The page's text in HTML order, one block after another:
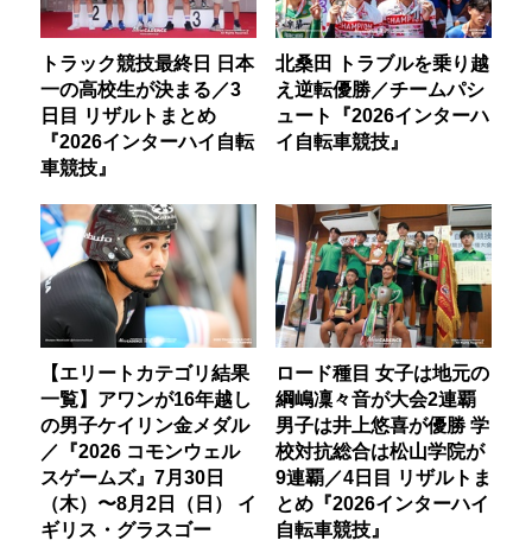
トラック競技最終日 日本
一の高校生が決まる／3
日目 リザルトまとめ
『2026インターハイ自転
車競技』
北桑田 トラブルを乗り越
え逆転優勝／チームパシ
ュート『2026インターハ
イ自転車競技』
【エリートカテゴリ結果
一覧】アワンが16年越し
の男子ケイリン金メダル
／『2026 コモンウェル
スゲームズ』7月30日
（木）〜8月2日（日） イ
ギリス・グラスゴー
ロード種目 女子は地元の
綱嶋凜々音が大会2連覇
男子は井上悠喜が優勝 学
校対抗総合は松山学院が
9連覇／4日目 リザルトま
とめ『2026インターハイ
自転車競技』